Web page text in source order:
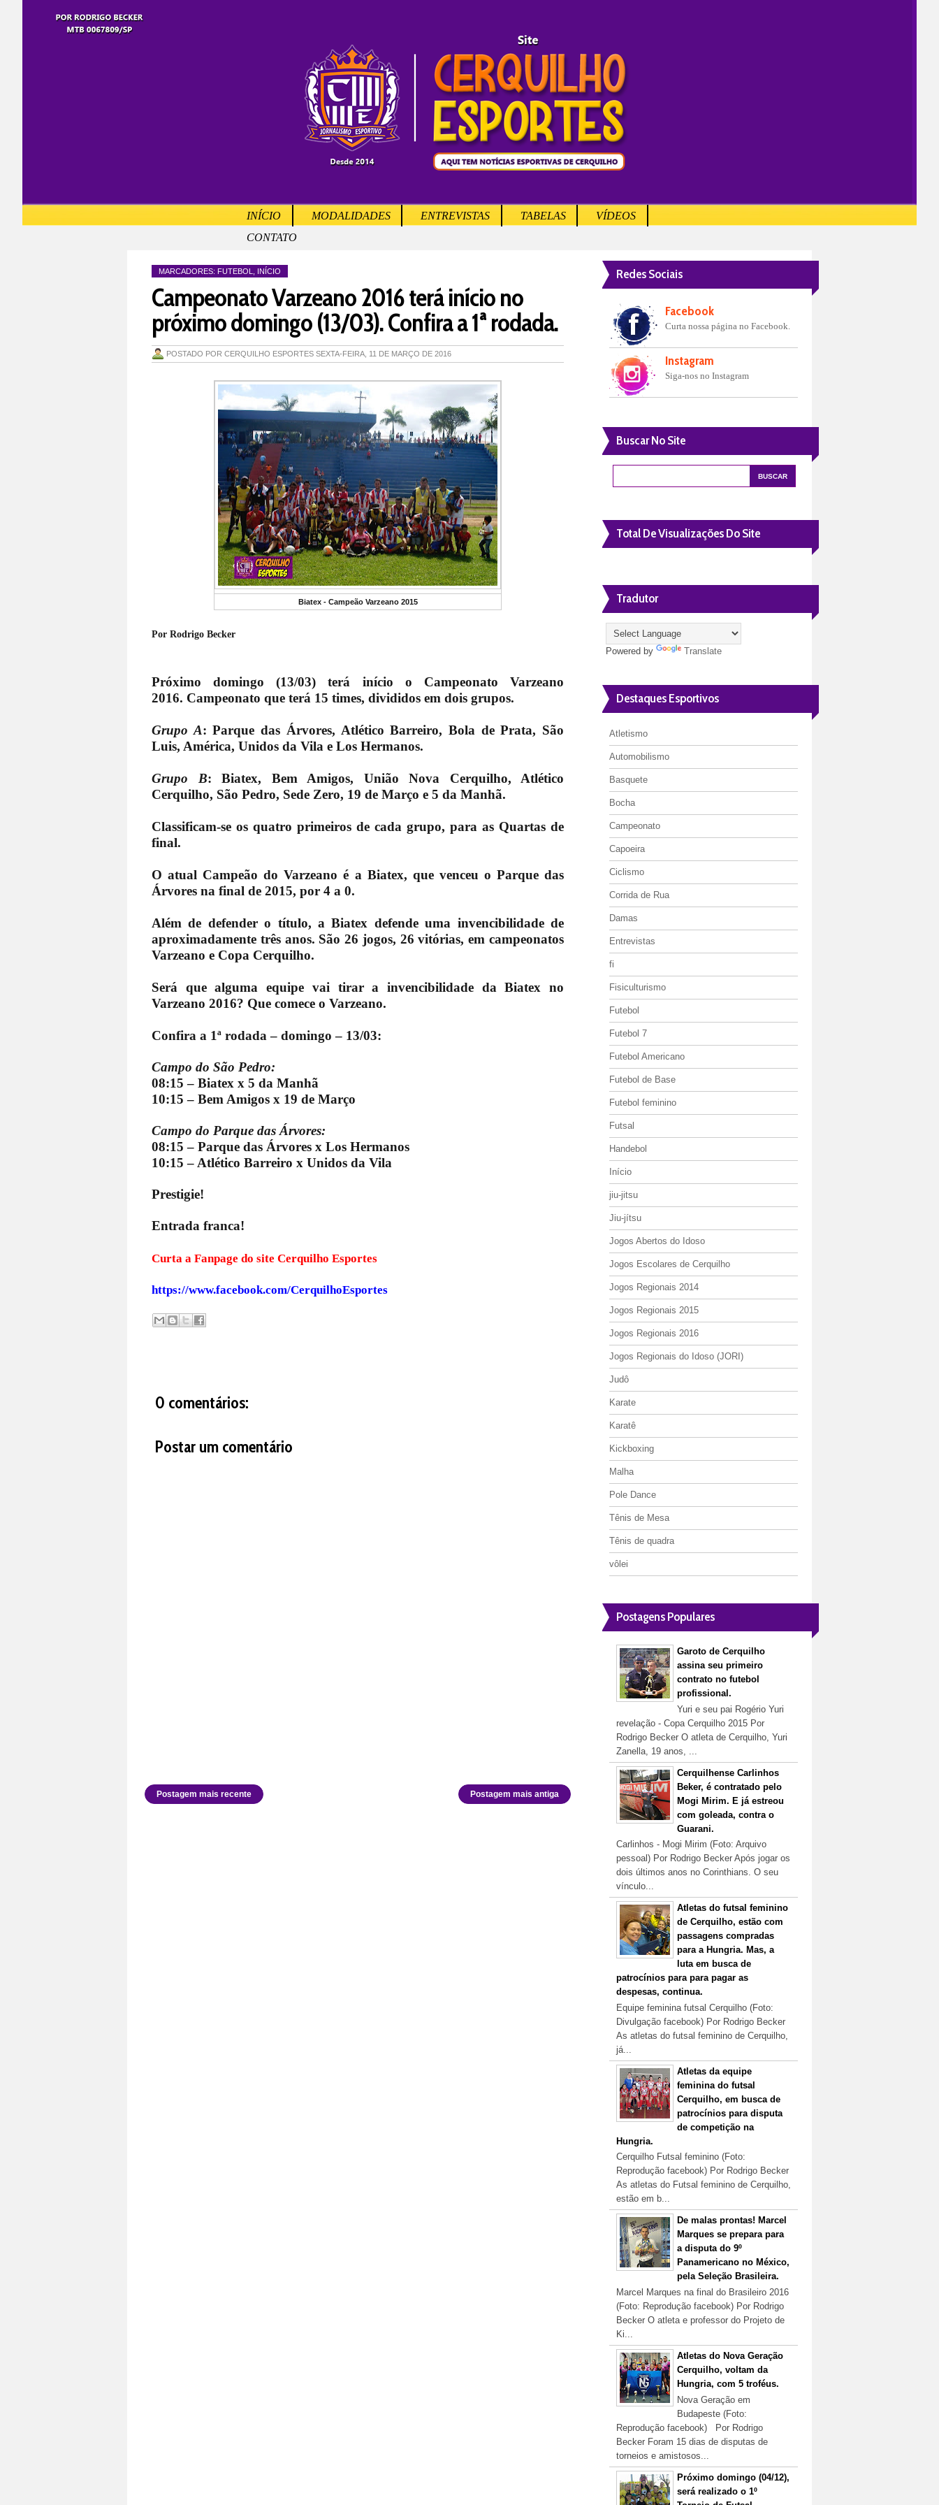
INÍCIO MODALIDADES ENTREVISTAS TABELAS
VÍDEOS
CONTATO
MARCADORES: FUTEBOL INÍCIO
Campeonato Varzeano 2016 terá início no
próximo domingo (13/03). Confira a 1ª rodada.
POSTADO POR CERQUILHO ESPORTES SEXTA-FEIRA, 11 DE MARÇO DE 2016
Biatex - Campeão Varzeano 2015
Por Rodrigo Becker
Próximo domingo (13/03) terá início o Campeonato Varzeano
2016. Campeonato que terá 15 times, divididos em dois grupos.
Grupo A: Parque das Árvores, Atlético Barreiro, Bola de Prata, São
Luis, América, Unidos da Vila e Los Hermanos.
Grupo B: Biatex, Bem Amigos, União Nova Cerquilho, Atlético
Cerquilho, São Pedro, Sede Zero, 19 de Março e 5 da Manhã.
Classificam-se os quatro primeiros de cada grupo, para as Quartas de
final.
O atual Campeão do Varzeano é a Biatex, que venceu o Parque das
Árvores na final de 2015, por 4 a 0.
Além de defender o título, a Biatex defende uma invencibilidade de
aproximadamente três anos. São 26 jogos, 26 vitórias, em campeonatos
Varzeano e Copa Cerquilho.
Será que alguma equipe vai tirar a invencibilidade da Biatex no
Varzeano 2016? Que comece o Varzeano.
Confira a 1ª rodada – domingo – 13/03:
Campo do São Pedro:
08:15 – Biatex x 5 da Manhã
10:15 – Bem Amigos x 19 de Março
Campo do Parque das Árvores:
08:15 – Parque das Árvores x Los Hermanos
10:15 – Atlético Barreiro x Unidos da Vila
Prestigie!
Entrada franca!
Curta a Fanpage do site Cerquilho Esportes
https://www.facebook.com/CerquilhoEsportes
0 comentários:
Postar um comentário
Postagem mais recente Postagem mais antiga
Redes Sociais
Facebook
Curta nossa página no Facebook.
Instagram
Siga-nos no Instagram
Buscar No Site
Total De Visualizações Do Site
Tradutor
Powered by Translate
Destaques Esportivos
Atletismo
Automobilismo
Basquete
Bocha
Campeonato
Capoeira
Ciclismo
Corrida de Rua
Damas
Entrevistas
fi
Fisiculturismo
Futebol
Futebol 7
Futebol Americano
Futebol de Base
Futebol feminino
Futsal
Handebol
Início
jiu-jitsu
Jiu-jítsu
Jogos Abertos do Idoso
Jogos Escolares de Cerquilho
Jogos Regionais 2014
Jogos Regionais 2015
Jogos Regionais 2016
Jogos Regionais do Idoso (JORI)
Judô
Karate
Karatê
Kickboxing
Malha
Pole Dance
Tênis de Mesa
Tênis de quadra
vôlei
Postagens Populares
Garoto de Cerquilho
assina seu primeiro
contrato no futebol
profissional.
Yuri e seu pai Rogério Yuri
revelação - Copa Cerquilho 2015 Por
Rodrigo Becker O atleta de Cerquilho, Yuri
Zanella, 19 anos, ...
Cerquilhense Carlinhos
Beker, é contratado pelo
Mogi Mirim. E já estreou
com goleada, contra o
Guarani.
Carlinhos - Mogi Mirim (Foto: Arquivo
pessoal) Por Rodrigo Becker Após jogar os
dois últimos anos no Corinthians. O seu
vínculo...
Atletas do futsal feminino
de Cerquilho, estão com
passagens compradas
para a Hungria. Mas, a
luta em busca de
patrocínios para para pagar as
despesas, continua.
Equipe feminina futsal Cerquilho (Foto:
Divulgação facebook) Por Rodrigo Becker
As atletas do futsal feminino de Cerquilho,
já...
Atletas da equipe
feminina do futsal
Cerquilho, em busca de
patrocínios para disputa
de competição na
Hungria.
Cerquilho Futsal feminino (Foto:
Reprodução facebook) Por Rodrigo Becker
As atletas do Futsal feminino de Cerquilho,
estão em b...
De malas prontas! Marcel
Marques se prepara para
a disputa do 9º
Panamericano no México,
pela Seleção Brasileira.
Marcel Marques na final do Brasileiro 2016
(Foto: Reprodução facebook) Por Rodrigo
Becker O atleta e professor do Projeto de
Ki...
Atletas do Nova Geração
Cerquilho, voltam da
Hungria, com 5 troféus.
Nova Geração em
Budapeste (Foto:
Reprodução facebook) Por Rodrigo
Becker Foram 15 dias de disputas de
torneios e amistosos...
Próximo domingo (04/12),
será realizado o 1º